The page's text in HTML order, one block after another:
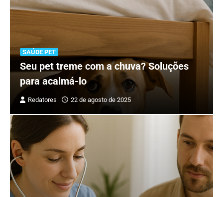
SAÚDE PET
Seu pet treme com a chuva? Soluções
para acalmá-lo
Redatores 22 de agosto de 2025